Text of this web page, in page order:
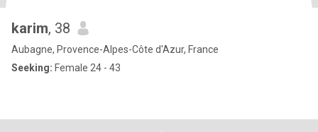
karim, 38
Aubagne, Provence-Alpes-Côte d'Azur, France
Seeking: Female 24 - 43